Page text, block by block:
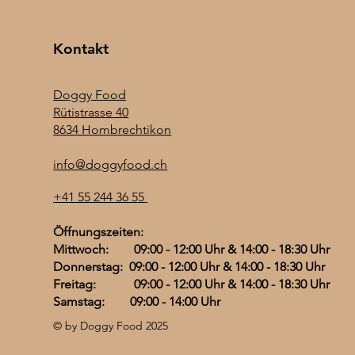
Kontakt
Doggy Food
Rütistrasse 40
8634 Hombrechtikon
info@doggyfood.ch
+41 55 244 36 55
Öffnungszeiten:
Mittwoch: 09:00 - 12:00 Uhr & 14:00 - 18:30 Uhr
Donnerstag: 09:00 - 12:00 Uhr & 14:00 - 18:30 Uhr
Freitag: 09:00 - 12:00 Uhr & 14:00 - 18:30 Uhr
Samstag: 09:00 - 14:00 Uhr
© by Doggy Food 2025